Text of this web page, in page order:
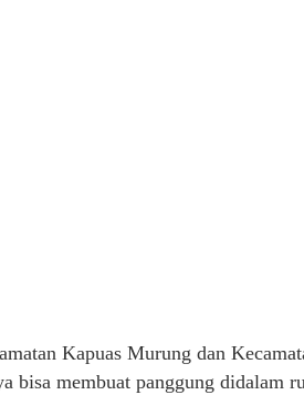
Kapuas Murung dan
bisa membuat panggung didalam